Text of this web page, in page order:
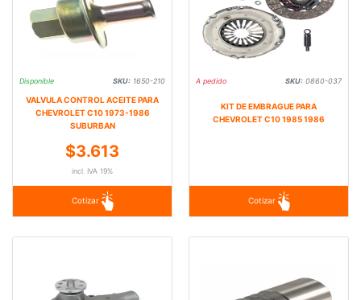
Disponible SKU: 1650-210
VALVULA CONTROL ACEITE PARA
CHEVROLET C10 1973-1986
SUBURBAN
$3.613
incl. IVA 19%
Cotizar
A pedido SKU: 0860-037
KIT DE EMBRAGUE PARA
CHEVROLET C10 1985 1986
Cotizar